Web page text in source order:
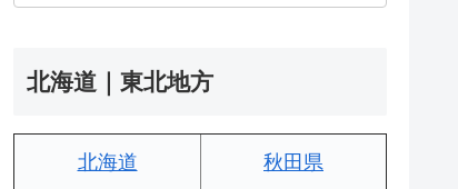
北海道｜東北地方
北海道 秋田県